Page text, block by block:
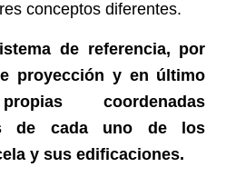
conceptos diferentes.
de referencia, por
proyección y en último
coordenadas
de cada uno de los
y sus edificaciones.